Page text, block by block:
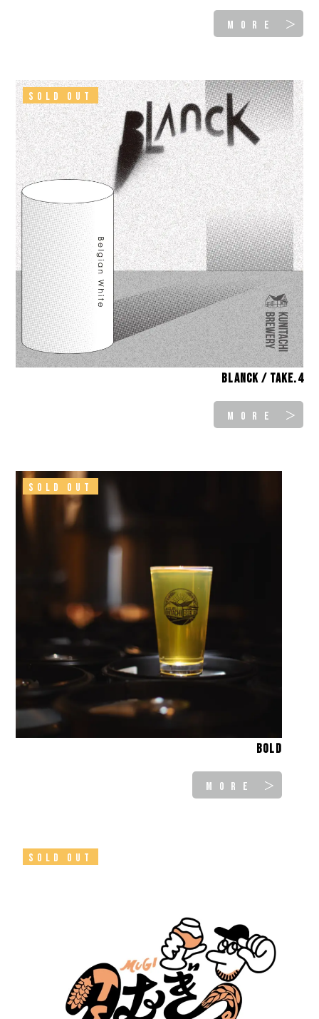
MORE ＞
SOLD OUT
Blanck / take.4
MORE ＞
SOLD OUT
Bold
MORE ＞
SOLD OUT